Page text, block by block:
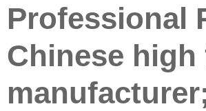
Professional
Chinese